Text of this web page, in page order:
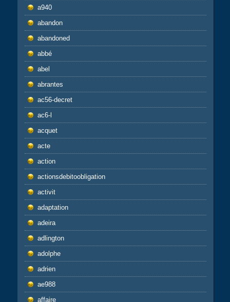
a940
abandon
abandoned
abbé
abel
abrantes
ac56-decret
ac6-l
acquet
acte
action
actionsdebitoobligation
activit
adaptation
adeira
adlington
adolphe
adrien
ae988
affaire